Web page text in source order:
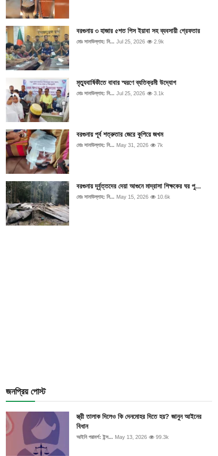
বরগুনায় ৩ হাজার ৫শত পিস ইয়াবা সহ ব্যবসায়ী গ্রেফতার
মোঃ সানাউল্লাহ: নি... Jul 25, 2026 2.9k
মৃত্যুবার্ষিকীতে বাবার স্মরণে ব্যতিক্রমী উদ্যোগ
মোঃ সানাউল্লাহ: নি... Jul 25, 2026 3.1k
বরগুনায় পূর্ব শত্রুতার জেরে কুপিয়ে জখম
মোঃ সানাউল্লাহ: নি... May 31, 2026 7k
বরগুনায় দূর্বৃত্তদের দেয়া আগুনে মাদ্রাসা শিক্ষকের ঘর পু...
মোঃ সানাউল্লাহ: নি... May 15, 2026 10.6k
জনপ্রিয় পোস্ট
স্ত্রী তালাক দিলেও কি দেনমোহর দিতে হয়? জানুন আইনের
বিধান
আইনি পরামর্শ: ইন্স... May 13, 2026 99.3k